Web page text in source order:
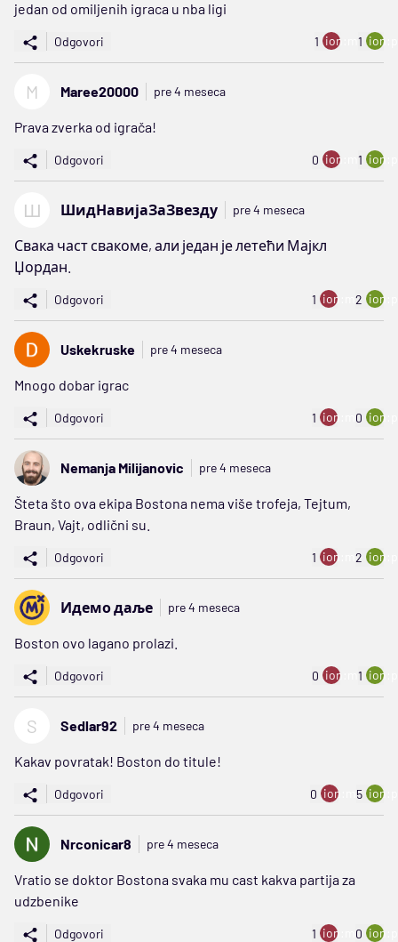
jedan od omiljenih igraca u nba ligi
Odgovori 1 ion:minus
1
M Maree20000 pre 4 meseca
Prava zverka od igrača!
Odgovori 0 ion:minus
1
Ш ШидНавијаЗаЗвезду pre 4 meseca
Свака част свакоме, али један је летећи Мајкл
Џордан.
Odgovori 1 ion:minus
2
Uskekruske pre 4 meseca
Mnogo dobar igrac
Odgovori 1 ion:minus
0
Nemanja Milijanovic pre 4 meseca
Šteta što ova ekipa Bostona nema više trofeja, Tejtum,
Braun, Vajt, odlični su.
Odgovori 1 ion:minus
2
Идемо даље pre 4 meseca
Boston ovo lagano prolazi.
Odgovori 0 ion:minus
1
S Sedlar92 pre 4 meseca
Kakav povratak! Boston do titule!
Odgovori 0 ion:minus
5
Nrconicar8 pre 4 meseca
Vratio se doktor Bostona svaka mu cast kakva partija za
udzbenike
Odgovori 1 ion:minus
0